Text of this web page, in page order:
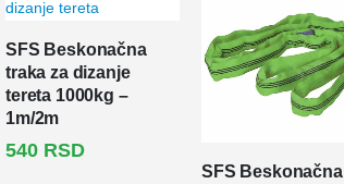
SFS Beskonačna
traka za dizanje
tereta 1000kg –
1m/2m
540 RSD
SFS Beskonačna